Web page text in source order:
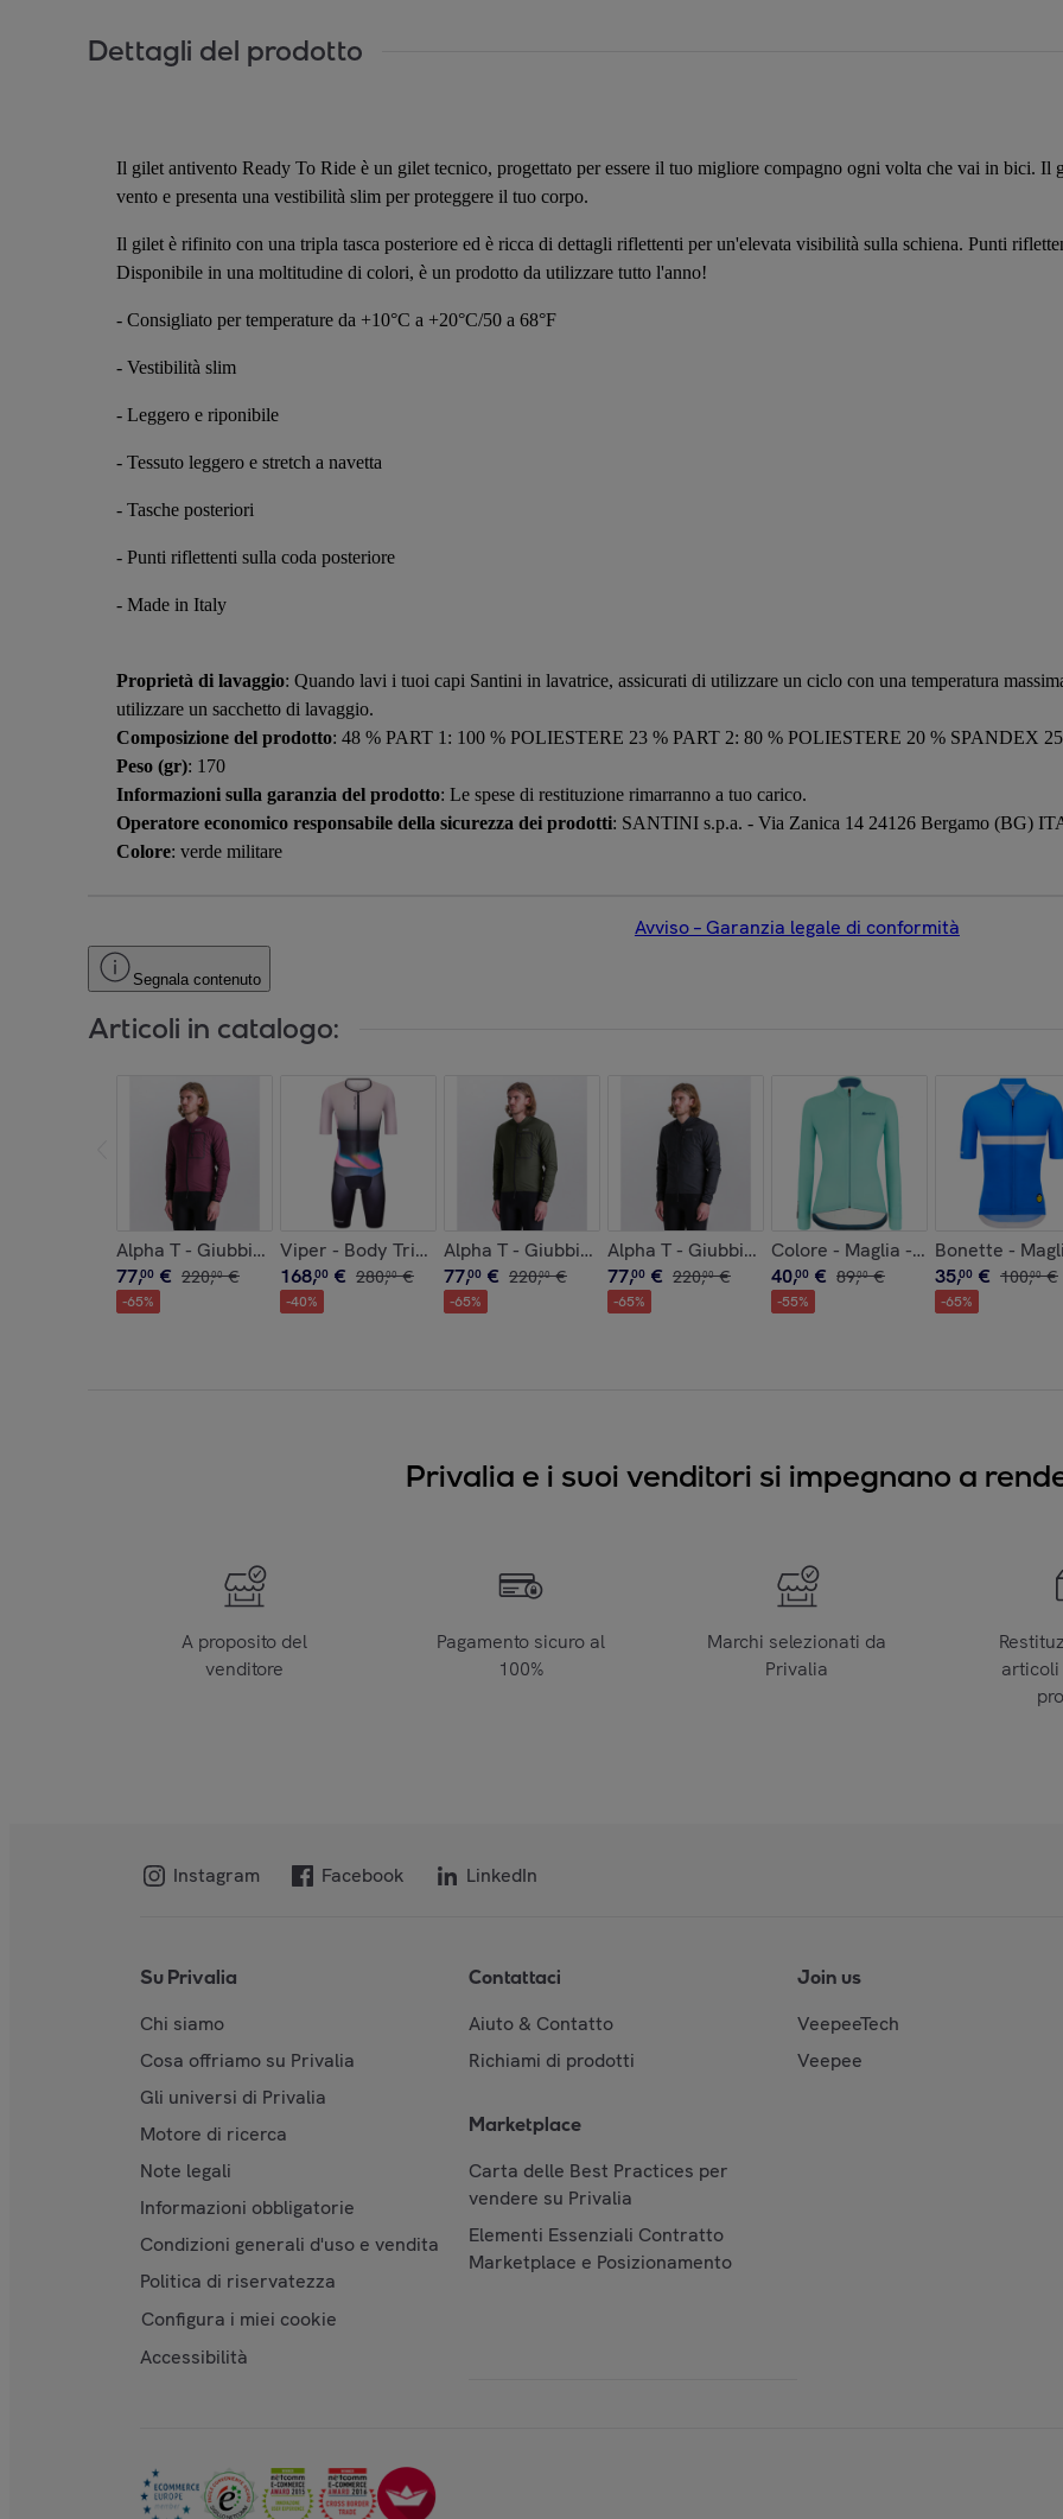
Dettagli del prodotto
Il gilet antivento Ready To Ride è un gilet tecnico, progettato per essere il tuo migliore compagno ogni volta che vai in bici. Il
vento e presenta una vestibilità slim per proteggere il tuo corpo.
Il gilet è rifinito con una tripla tasca posteriore ed è ricca di dettagli riflettenti per un'elevata visibilità sulla schiena. Punti
Disponibile in una moltitudine di colori, è un prodotto da utilizzare tutto l'anno!
- Consigliato per temperature da +10°C a +20°C/50 a 68°F
- Vestibilità slim
- Leggero e riponibile
- Tessuto leggero e stretch a navetta
- Tasche posteriori
- Punti riflettenti sulla coda posteriore
- Made in Italy
Proprietà di lavaggio: Quando lavi i tuoi capi Santini in lavatrice, assicurati di utilizzare un ciclo con una temperatura
utilizzare un sacchetto di lavaggio.
Composizione del prodotto: 48 % PART 1: 100 % POLIESTERE 23 % PART 2: 80 % POLIESTERE 20 % SPANDEX
Peso (gr): 170
Informazioni sulla garanzia del prodotto: Le spese di restituzione rimarranno a tuo carico.
Operatore economico responsabile della sicurezza dei prodotti: SANTINI s.p.a. - Via Zanica 14 24126 Bergamo (BG)
Colore: verde militare
Avviso – Garanzia legale di conformità
Segnala contenuto
Articoli in catalogo:
Alpha T - Giubbino Antivento - Borgogna - Uomo
77,00 € 220,00 €
-65%
Viper - Body Triathlon Uomo - Nero - Uomo
168,00 € 280,00 €
-40%
Alpha T - Giubbino Antivento - Verde Militare - Uomo
77,00 € 220,00 €
-65%
Alpha T - Giubbino Antivento - Nero - Uomo
77,00 € 220,00 €
-65%
Colore - Maglia - Acqua - Donna
40,00 € 89,00 €
-55%
Bonette -
35,00 € 100,00 €
-65%
Privalia e i suoi venditori si impegnano a
A proposito del
venditore
Pagamento sicuro al
100%
Marchi selezionati da
Privalia
articoli
Instagram Facebook LinkedIn
Su Privalia
Chi siamo
Cosa offriamo su Privalia
Gli universi di Privalia
Motore di ricerca
Note legali
Informazioni obbligatorie
Condizioni generali d'uso e vendita
Politica di riservatezza
Configura i miei cookie
Accessibilità
Contattaci
Aiuto & Contatto
Richiami di prodotti
Marketplace
Carta delle Best Practices per
vendere su Privalia
Elementi Essenziali Contratto
Marketplace e Posizionamento
Join us
VeepeeTech
Veepee